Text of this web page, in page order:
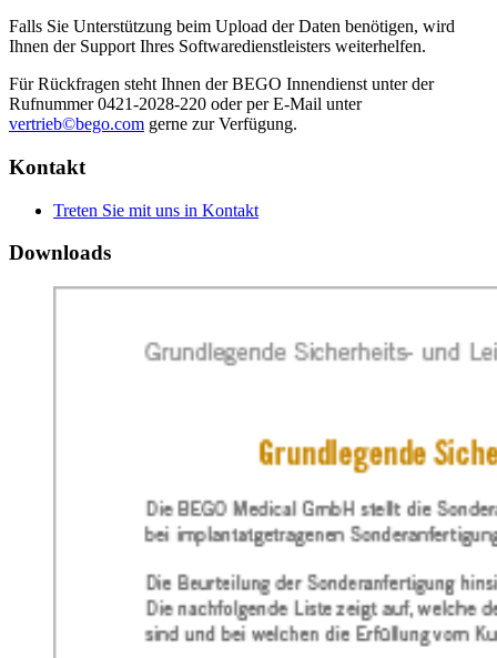
Falls Sie Unterstützung beim Upload der Daten benötigen, wird
Ihnen der Support Ihres Softwaredienstleisters weiterhelfen.
Für Rückfragen steht Ihnen der BEGO Innendienst unter der
Rufnummer 0421-2028-220 oder per E-Mail unter
vertrieb©bego.com gerne zur Verfügung.
Kontakt
Treten Sie mit uns in Kontakt
Downloads